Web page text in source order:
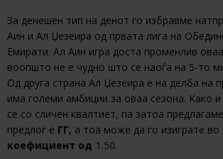
За денешен тип на денот го избравме
Аин и Ал Џезеира од првата лига на
Емирати. Ал Аин игра доста променлив
воопшто не е чудно што се наоѓа на 5-то
Од друга страна Ал Џезеира е на делба на
има големи амбиции за оваа сезона. Како
се со сличен квалтиет, па затоа
предлог е ГГ, а тоа може да го изиграте во
коефициент од 1.50.